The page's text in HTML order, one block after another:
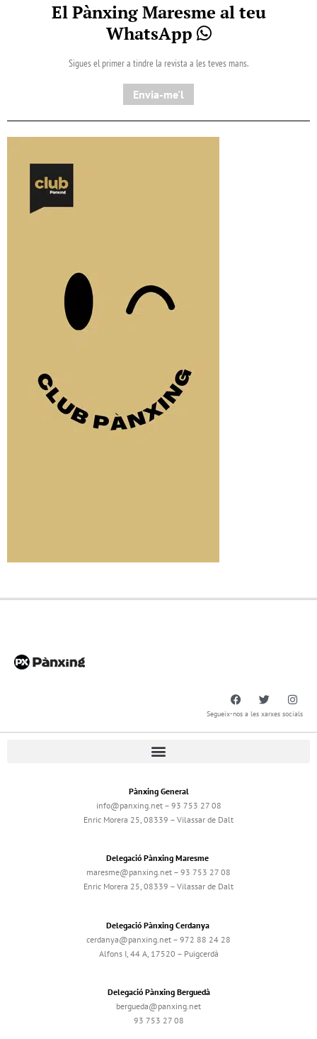
El Pànxing Maresme al teu
WhatsApp
Sigues el primer a tindre la revista a les teves mans.
Envia-me'l
Segueix-nos a les xarxes socials
Pànxing General
info@panxing.net – 93 753 27 08
Enric Morera 25, 08339 – Vilassar de Dalt
Delegació Pànxing Maresme
maresme@panxing.net – 93 753 27 08
Enric Morera 25, 08339 – Vilassar de Dalt
Delegació Pànxing Cerdanya
cerdanya@panxing.net – 972 88 24 28
Alfons I, 44 A, 17520 – Puigcerdà
Delegació Pànxing Berguedà
bergueda@panxing.net
93 753 27 08